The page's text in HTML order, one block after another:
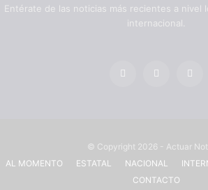
Entérate de las noticias más recientes a nivel
internacional.
© Copyright 2026 - Actuar
AL MOMENTO
ESTATAL NACIONAL
CONTACTO